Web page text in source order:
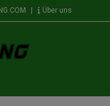
Über uns